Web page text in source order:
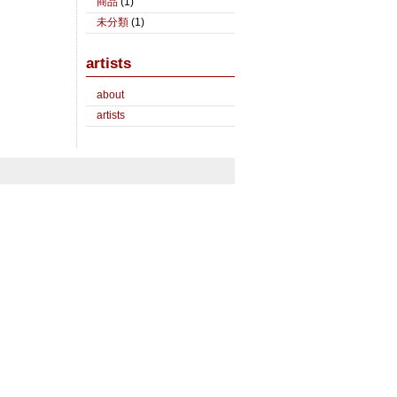
未分類 (1)
artists
about
artists